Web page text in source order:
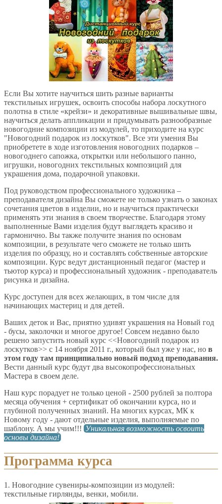
Если Вы хотите научиться шить разные варианты
текстильных игрушек, освоить способы набора лоскутного
полотна в стиле «крейзи» и декоративные вышивальные швы,
научиться делать аппликации и придумывать разнообразные
новогодние композиции из модулей, то приходите на курс
"Новогодний подарок из лоскутков". Все эти умения Вы
приобретете в ходе изготовления новогодних подарков –
новогоднего сапожка, открытки или небольшого панно,
игрушки, новогодних текстильных композиций для
украшения дома, подарочной упаковки.
Под руководством профессионального художника –
преподавателя дизайна Вы сможете не только узнать о законах
сочетания цветов в изделии, но и научиться практически
применять эти знания в своем творчестве. Благодаря этому
выполненные Вами изделия будут выглядеть красиво и
гармонично. Вы также получите знания по основам
композиции, в результате чего сможете не только шить
изделия по образцу, но и составлять собственные авторские
композиции. Курс ведут дистанционный педагог (мастер и
тьютор курса) и профессиональный художник - преподаватель
рисунка и дизайна.
Курс доступен для всех желающих, в том числе для
начинающих мастериц и для детей.
Ваших деток и Вас, приятно удивят украшения на Новый год
- бусы, заколочки и многое другое! Совсем недавно было
решено запустить новый курс <<Новогодний подарок из
лоскутков>> с 14 ноября 2011 г., который был уже у нас, но в
этом году там принципиально новый подход преподавания.
Вести данный курс будут два высокопрофессиональных
Мастера в своем деле.
Наш курс порадует не только ценой - 2500 рублей за полтора
месяца обучения + сертификат об окончании курса, но и
глубиной полученных знаний. На многих курсах, МК к
Новому году - дают отдельные изделия, выполняемые по
шаблону. А мы учим!!! Уникальная возможность освоить
основы дизайна!
Программа курса
1. Новогодние сувениры-композиции из модулей:
текстильные гирлянды, венки, мобили.